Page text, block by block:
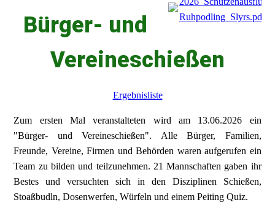
Ruhpodling_Slyrs.pdf
Bürger- und
Vereineschießen
Ergebnisliste
Zum ersten Mal veranstalteten wird am 13.06.2026 ein
"Bürger- und Vereineschießen". Alle Bürger, Familien,
Freunde, Vereine, Firmen und Behörden waren aufgerufen ein
Team zu bilden und teilzunehmen. 21 Mannschaften gaben ihr
Bestes und versuchten sich in den Disziplinen Schießen,
Stoaßbudln, Dosenwerfen, Würfeln und einem Peiting Quiz.